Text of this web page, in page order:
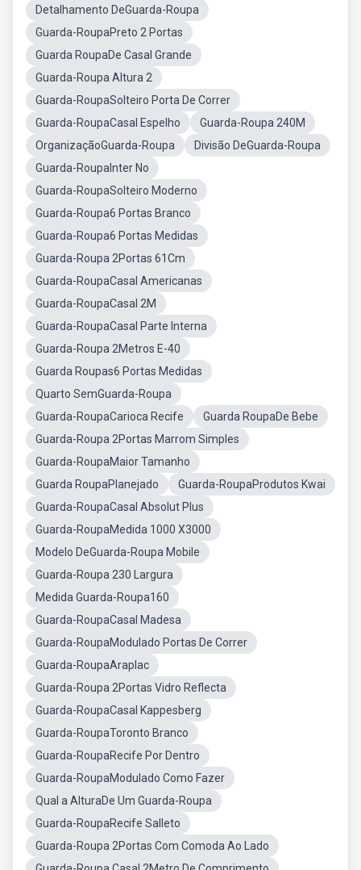
Detalhamento DeGuarda-Roupa
Guarda-RoupaPreto 2 Portas
Guarda RoupaDe Casal Grande
Guarda-Roupa Altura 2
Guarda-RoupaSolteiro Porta De Correr
Guarda-RoupaCasal Espelho
Guarda-Roupa 240M
OrganizaçãoGuarda-Roupa
Divisão DeGuarda-Roupa
Guarda-RoupaInter No
Guarda-RoupaSolteiro Moderno
Guarda-Roupa6 Portas Branco
Guarda-Roupa6 Portas Medidas
Guarda-Roupa 2Portas 61Cm
Guarda-RoupaCasal Americanas
Guarda-RoupaCasal 2M
Guarda-RoupaCasal Parte Interna
Guarda-Roupa 2Metros E-40
Guarda Roupas6 Portas Medidas
Quarto SemGuarda-Roupa
Guarda-RoupaCarioca Recife
Guarda RoupaDe Bebe
Guarda-Roupa 2Portas Marrom Simples
Guarda-RoupaMaior Tamanho
Guarda RoupaPlanejado
Guarda-RoupaProdutos Kwai
Guarda-RoupaCasal Absolut Plus
Guarda-RoupaMedida 1000 X3000
Modelo DeGuarda-Roupa Mobile
Guarda-Roupa 230 Largura
Medida Guarda-Roupa160
Guarda-RoupaCasal Madesa
Guarda-RoupaModulado Portas De Correr
Guarda-RoupaAraplac
Guarda-Roupa 2Portas Vidro Reflecta
Guarda-RoupaCasal Kappesberg
Guarda-RoupaToronto Branco
Guarda-RoupaRecife Por Dentro
Guarda-RoupaModulado Como Fazer
Qual a AlturaDe Um Guarda-Roupa
Guarda-RoupaRecife Salleto
Guarda-Roupa 2Portas Com Comoda Ao Lado